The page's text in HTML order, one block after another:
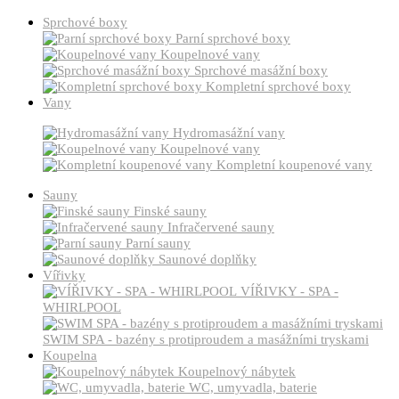
Sprchové boxy
Parní sprchové boxy
Koupelnové vany
Sprchové masážní boxy
Kompletní sprchové boxy
Vany
Hydromasážní vany
Koupelnové vany
Kompletní koupenové vany
Sauny
Finské sauny
Infračervené sauny
Parní sauny
Saunové doplňky
Vířivky
VÍŘIVKY - SPA -
WHIRLPOOL
SWIM SPA - bazény s protiproudem a masážními tryskami
Koupelna
Koupelnový nábytek
WC, umyvadla, baterie